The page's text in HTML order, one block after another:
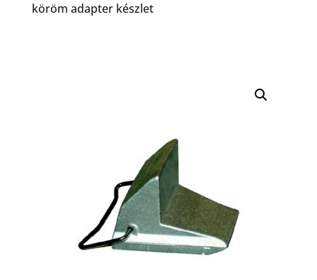
köröm adapter készlet